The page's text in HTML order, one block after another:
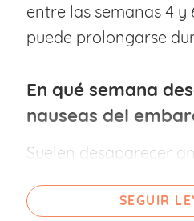
entre las semanas 4 y
puede prolongarse
En qué semana
nauseas del
Suelen desaparecer
perduran durante un
SEGUIR